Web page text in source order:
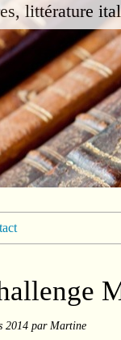
littérature
2014 par Martine